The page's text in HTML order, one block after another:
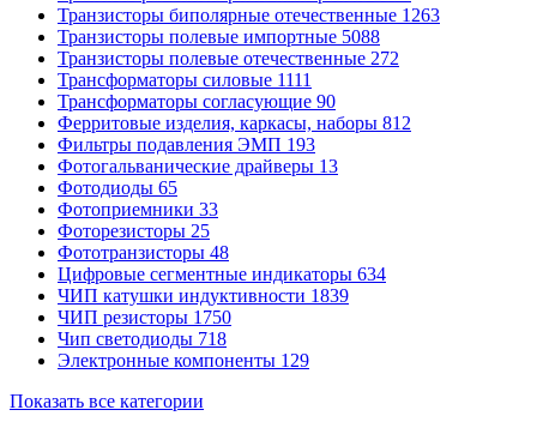
Транзисторы биполярные отечественные 1263
Транзисторы полевые импортные 5088
Транзисторы полевые отечественные 272
Трансформаторы силовые 1111
Трансформаторы согласующие 90
Ферритовые изделия, каркасы, наборы 812
Фильтры подавления ЭМП 193
Фотогальванические драйверы 13
Фотодиоды 65
Фотоприемники 33
Фоторезисторы 25
Фототранзисторы 48
Цифровые сегментные индикаторы 634
ЧИП катушки индуктивности 1839
ЧИП резисторы 1750
Чип светодиоды 718
Электронные компоненты 129
Показать все категории